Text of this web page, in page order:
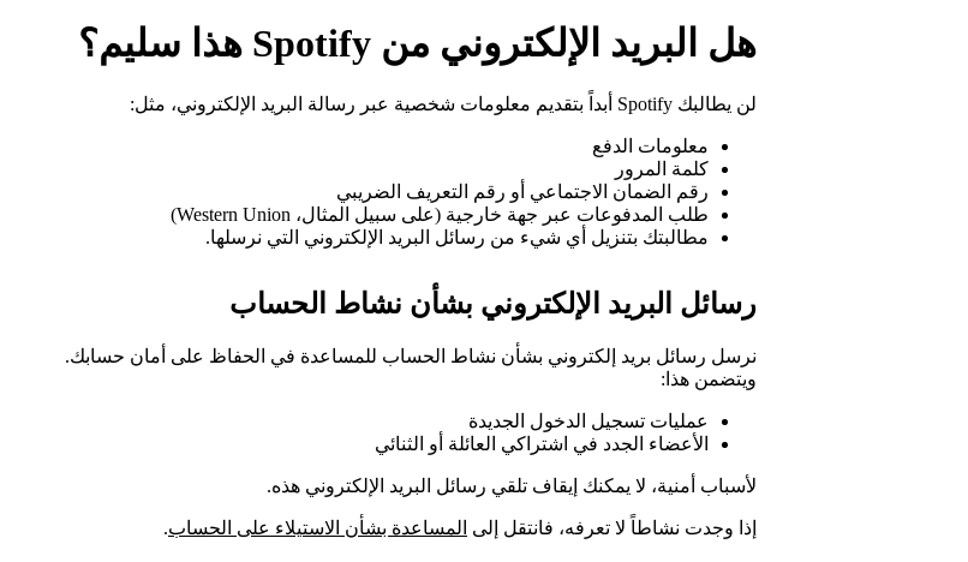
هل البريد الإلكتروني من Spotify هذا سليم؟
لن يطالبك Spotify أبداً بتقديم معلومات شخصية عبر رسالة البريد الإلكتروني، مثل:
معلومات الدفع
كلمة المرور
رقم الضمان الاجتماعي أو رقم التعريف الضريبي
طلب المدفوعات عبر جهة خارجية (على سبيل المثال، Western Union)
مطالبتك بتنزيل أي شيء من رسائل البريد الإلكتروني التي نرسلها.
رسائل البريد الإلكتروني بشأن نشاط الحساب
نرسل رسائل بريد إلكتروني بشأن نشاط الحساب للمساعدة في الحفاظ على أمان حسابك.
ويتضمن هذا:
عمليات تسجيل الدخول الجديدة
الأعضاء الجدد في اشتراكي العائلة أو الثنائي
لأسباب أمنية، لا يمكنك إيقاف تلقي رسائل البريد الإلكتروني هذه.
إذا وجدت نشاطاً لا تعرفه، فانتقل إلى المساعدة بشأن الاستيلاء على الحساب.